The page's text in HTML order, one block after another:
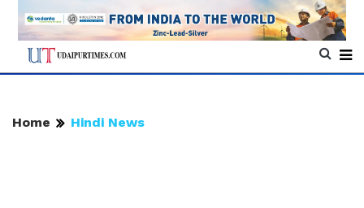
Home Hindi News